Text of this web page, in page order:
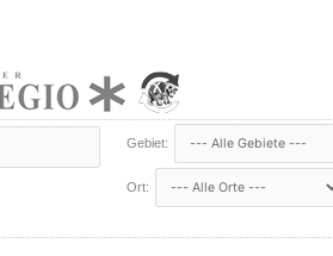
Gebiet:
Ort: